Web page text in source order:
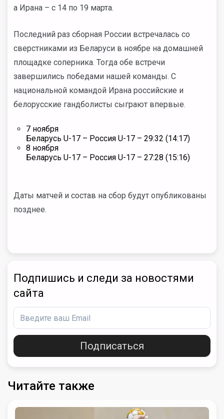
а Ирана – с 14 по 19 марта.
Последний раз сборная России встречалась со
сверстниками из Беларуси в ноябре на домашней
площадке соперника. Тогда обе встречи
завершились победами нашей команды. С
национальной командой Ирана российские и
белорусские гандболисты сыграют впервые.
7 ноября
Беларусь U-17 – Россия U-17 – 29:32 (14:17)
8 ноября
Беларусь U-17 – Россия U-17 – 27:28 (15:16)
Даты матчей и состав на сбор будут опубликованы
позднее.
Подпишись и следи за новостями
сайта
Подписаться
Читайте также